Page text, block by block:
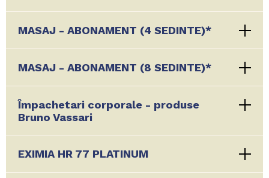
MASAJ - ABONAMENT (4 SEDINTE)*
MASAJ - ABONAMENT (8 SEDINTE)*
Împachetari corporale - produse
Bruno Vassari
EXIMIA HR 77 PLATINUM